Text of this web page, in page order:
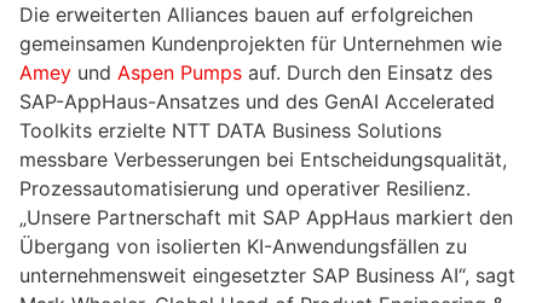
Die erweiterten Alliances bauen auf erfolgreichen
gemeinsamen Kundenprojekten für Unternehmen wie
Amey und Aspen Pumps auf. Durch den Einsatz des
SAP-AppHaus-Ansatzes und des GenAI Accelerated
Toolkits erzielte NTT DATA Business Solutions
messbare Verbesserungen bei Entscheidungsqualität,
Prozessautomatisierung und operativer Resilienz.
„Unsere Partnerschaft mit SAP AppHaus markiert den
Übergang von isolierten KI-Anwendungsfällen zu
unternehmensweit eingesetzter SAP Business AI“, sagt